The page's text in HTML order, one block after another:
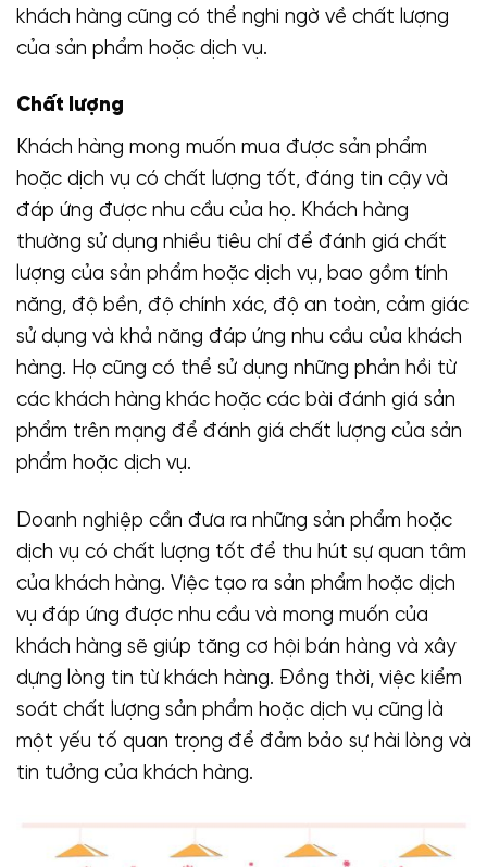
khách hàng cũng có thể nghi ngờ về chất lượng
của sản phẩm hoặc dịch vụ.
Chất lượng
Khách hàng mong muốn mua được sản phẩm
hoặc dịch vụ có chất lượng tốt, đáng tin cậy và
đáp ứng được nhu cầu của họ. Khách hàng
thường sử dụng nhiều tiêu chí để đánh giá chất
lượng của sản phẩm hoặc dịch vụ, bao gồm tính
năng, độ bền, độ chính xác, độ an toàn, cảm giác
sử dụng và khả năng đáp ứng nhu cầu của khách
hàng. Họ cũng có thể sử dụng những phản hồi từ
các khách hàng khác hoặc các bài đánh giá sản
phẩm trên mạng để đánh giá chất lượng của sản
phẩm hoặc dịch vụ.
Doanh nghiệp cần đưa ra những sản phẩm hoặc
dịch vụ có chất lượng tốt để thu hút sự quan tâm
của khách hàng. Việc tạo ra sản phẩm hoặc dịch
vụ đáp ứng được nhu cầu và mong muốn của
khách hàng sẽ giúp tăng cơ hội bán hàng và xây
dựng lòng tin từ khách hàng. Đồng thời, việc kiểm
soát chất lượng sản phẩm hoặc dịch vụ cũng là
một yếu tố quan trọng để đảm bảo sự hài lòng và
tin tưởng của khách hàng.